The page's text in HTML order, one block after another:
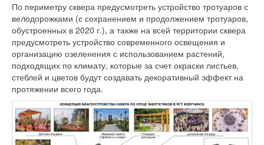
По периметру сквера предусмотреть устройство тротуаров с
велодорожками (с сохранением и продолжением тротуаров,
обустроенных в 2020 г.), а также на всей территории сквера
предусмотреть устройство современного освещения и
организацию озеленения с использованием растений,
подходящих по климату, которые за счет окраски листьев,
стеблей и цветов будут создавать декоративный эффект на
протяжении всего года.